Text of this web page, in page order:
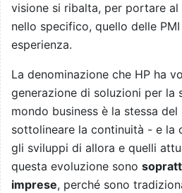
visione si ribalta, per portare
nello specifico, quello delle
esperienza.
La denominazione che HP ha
generazione di soluzioni per la
mondo business è la stessa del
sottolineare la continuità - e la
gli sviluppi di allora e quelli
questa evoluzione sono
imprese, perché sono